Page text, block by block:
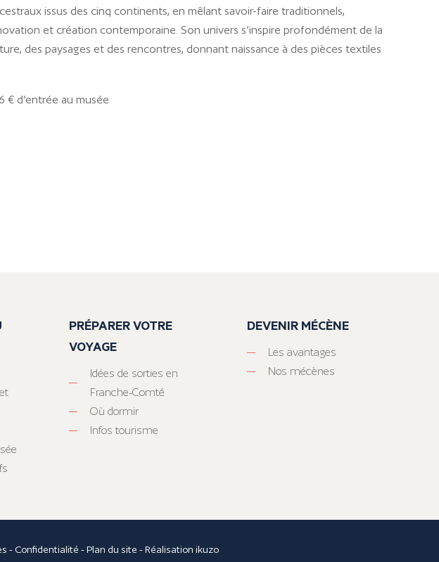
issus des cinq continents, en mêlant savoir-faire traditionnels,
et création contemporaine. Son univers s’inspire profondément de la
des paysages et des rencontres, donnant naissance à des pièces textiles
€ d’entrée au musée
PRÉPARER VOTRE
VOYAGE
Idées de sorties en
Franche-Comté
Où dormir
Infos tourisme
DEVENIR MÉCÈNE
Les avantages
Nos mécènes
- Confidentialité -Plan du site - Réalisationikuzo